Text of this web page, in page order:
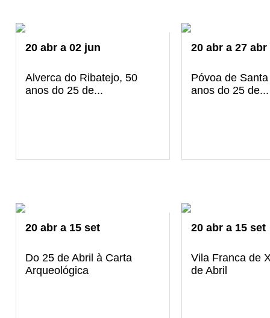
20 abr a 02 jun
Alverca do Ribatejo, 50
anos do 25 de...
20 abr a 27 abr
Póvoa de
anos do 25 de...
20 abr a 15 set
Do 25 de Abril à Carta
Arqueológica
20 abr a 15 set
Vila Franca de
de Abril